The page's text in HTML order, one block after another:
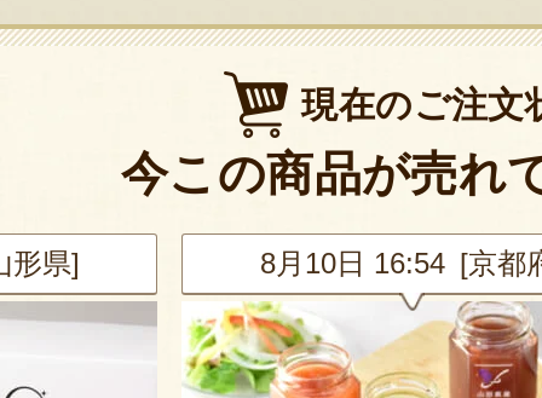
現在のご注文
今この商品が売れ
形県] 8月10日 16:54 [京都